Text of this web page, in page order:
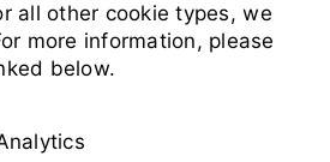
all other cookie types, we
more information, please
below.